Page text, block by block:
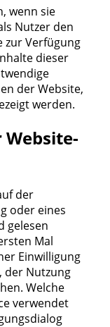
wenn sie
Nutzer den
zur Verfügung
dieser
der Website,
werden.
Website-
der
oder eines
gelesen
Mal
Einwilligung
der Nutzung
Welche
verwendet